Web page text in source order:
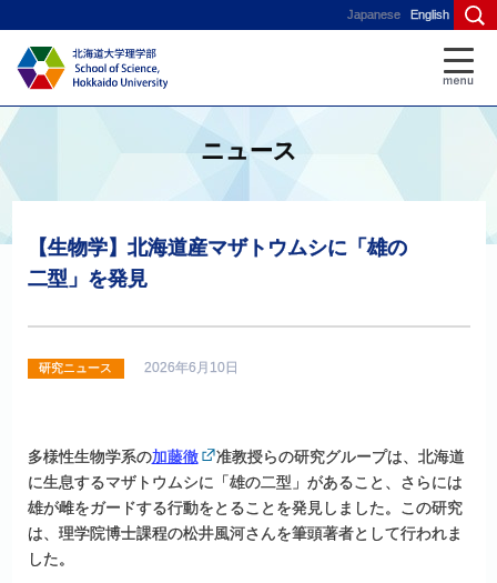
Japanese English
ニュース
【生物学】北海道産マザトウムシに「雄の
二型」を発見
研究ニュース 2026年6月10日
多様性生物学系の加藤徹
准教授らの研究グループは、北海道
に生息するマザトウムシに「雄の二型」があること、さらには
雄が雌をガードする行動をとることを発見しました。この研究
は、理学院博士課程の松井風河さんを筆頭著者として行われま
した。